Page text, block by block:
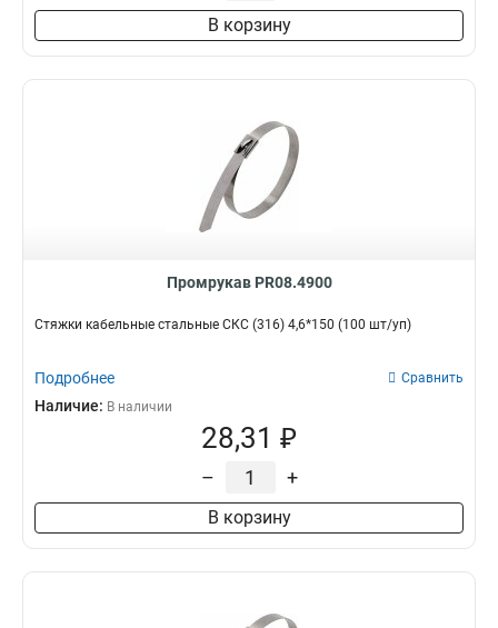
В корзину
Промрукав PR08.4900
Стяжки кабельные стальные СКС (316) 4,6*150 (100 шт/уп)
Подробнее Сравнить
Наличие: В наличии
28,31 ₽
– +
В корзину